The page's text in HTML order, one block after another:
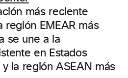
más reciente
región EMEAR más
se une a la
en Estados
la región ASEAN más